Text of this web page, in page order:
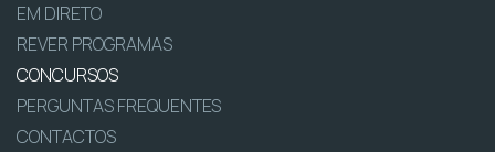
EM DIRETO
REVER PROGRAMAS
CONCURSOS
PERGUNTAS FREQUENTES
CONTACTOS